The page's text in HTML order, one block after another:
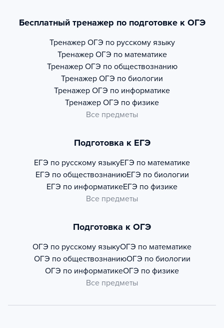
Бесплатный тренажер по подготовке к ОГЭ
Тренажер ОГЭ по русскому языку
Тренажер ОГЭ по математике
Тренажер ОГЭ по обществознанию
Тренажер ОГЭ по биологии
Тренажер ОГЭ по информатике
Тренажер ОГЭ по физике
Все предметы
Подготовка к ЕГЭ
ЕГЭ по русскому языкуЕГЭ по математике
ЕГЭ по обществознаниюЕГЭ по биологии
ЕГЭ по информатикеЕГЭ по физике
Все предметы
Подготовка к ОГЭ
ОГЭ по русскому языкуОГЭ по математике
ОГЭ по обществознаниюОГЭ по биологии
ОГЭ по информатикеОГЭ по физике
Все предметы